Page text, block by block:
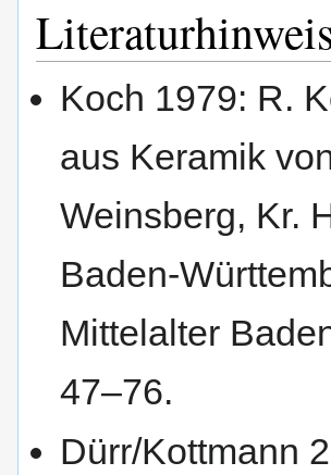
Koch 1979: R.
aus Keramik
Weinsberg, Kr.
Baden-
Mittelalter
47–76.
Dürr/Kottmann